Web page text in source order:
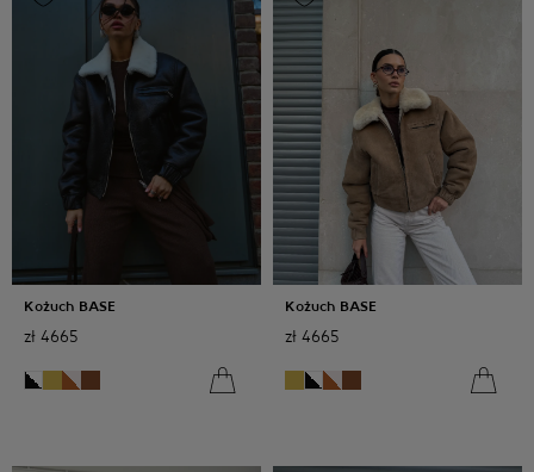
Kożuch BASE
zł 4665
Kożuch BASE
zł 4665